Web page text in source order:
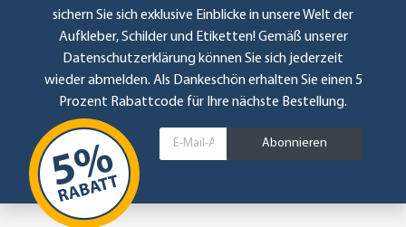
sichern Sie sich exklusive Einblicke in unsere Welt der
Aufkleber, Schilder und Etiketten! Gemäß unserer
Datenschutzerklärung können Sie sich jederzeit
wieder abmelden. Als Dankeschön erhalten Sie einen 5
Prozent Rabattcode für Ihre nächste Bestellung.
Abonnieren